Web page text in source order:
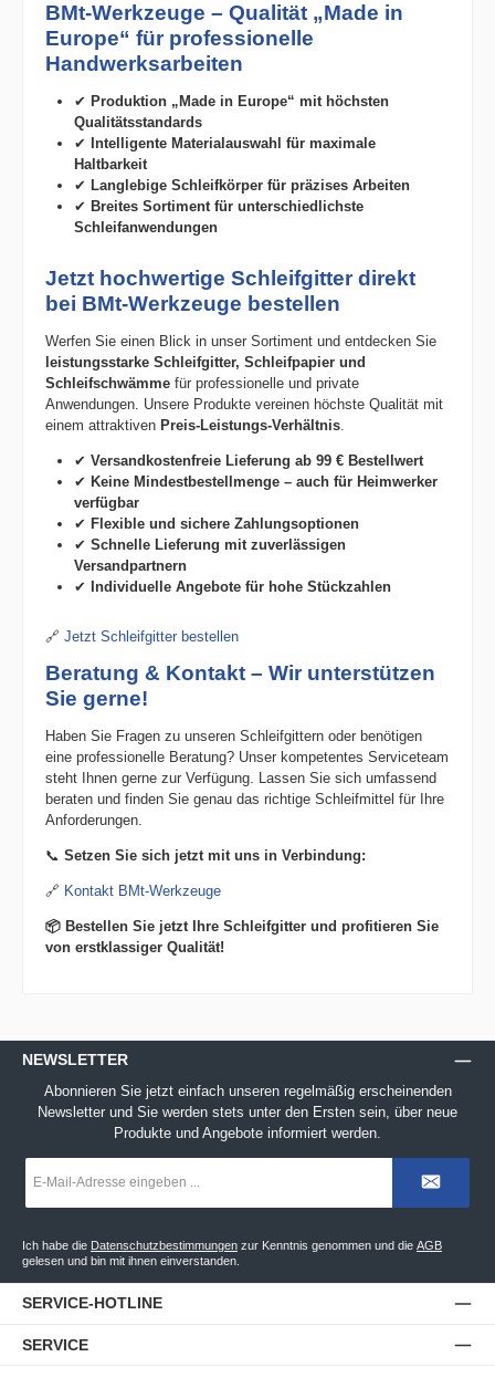
BMt-Werkzeuge – Qualität „Made in
Europe“ für professionelle
Handwerksarbeiten
✔ Produktion „Made in Europe“ mit höchsten
Qualitätsstandards
✔ Intelligente Materialauswahl für maximale
Haltbarkeit
✔ Langlebige Schleifkörper für präzises Arbeiten
✔ Breites Sortiment für unterschiedlichste
Schleifanwendungen
Jetzt hochwertige Schleifgitter direkt
bei BMt-Werkzeuge bestellen
Werfen Sie einen Blick in unser Sortiment und entdecken Sie
leistungsstarke Schleifgitter, Schleifpapier und
Schleifschwämme für professionelle und private
Anwendungen. Unsere Produkte vereinen höchste Qualität mit
einem attraktiven Preis-Leistungs-Verhältnis.
✔ Versandkostenfreie Lieferung ab 99 € Bestellwert
✔ Keine Mindestbestellmenge – auch für Heimwerker
verfügbar
✔ Flexible und sichere Zahlungsoptionen
✔ Schnelle Lieferung mit zuverlässigen
Versandpartnern
✔ Individuelle Angebote für hohe Stückzahlen
🔗 Jetzt Schleifgitter bestellen
Beratung & Kontakt – Wir unterstützen
Sie gerne!
Haben Sie Fragen zu unseren Schleifgittern oder benötigen
eine professionelle Beratung? Unser kompetentes Serviceteam
steht Ihnen gerne zur Verfügung. Lassen Sie sich umfassend
beraten und finden Sie genau das richtige Schleifmittel für Ihre
Anforderungen.
📞 Setzen Sie sich jetzt mit uns in Verbindung:
🔗 Kontakt BMt-Werkzeuge
📦 Bestellen Sie jetzt Ihre Schleifgitter und profitieren Sie
von erstklassiger Qualität!
NEWSLETTER
Abonnieren Sie jetzt einfach unseren regelmäßig erscheinenden
Newsletter und Sie werden stets unter den Ersten sein, über neue
Produkte und Angebote informiert werden.
Mail-
*
Ich habe die Datenschutzbestimmungen zur Kenntnis genommen und die AGB
gelesen und bin mit ihnen einverstanden.
SERVICE-HOTLINE
SERVICE